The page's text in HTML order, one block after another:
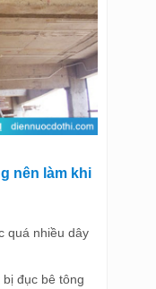
nên làm khi
quá nhiều dây
đục bê tông